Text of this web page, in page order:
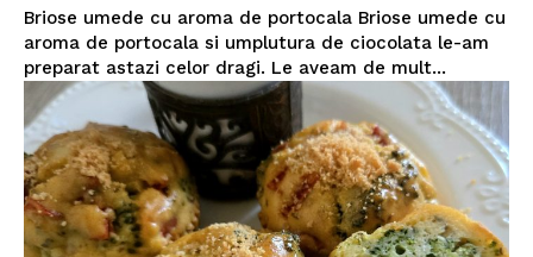
Briose umede cu aroma de portocala Briose umede cu
aroma de portocala si umplutura de ciocolata le-am
preparat astazi celor dragi. Le aveam de mult...